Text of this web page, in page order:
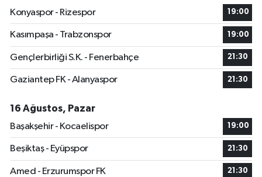
Konyaspor - Rizespor
19:00
Kasımpaşa - Trabzonspor 19:00
Gençlerbirliği S.K. - Fenerbahçe 21:30
Gaziantep FK - Alanyaspor 21:30
16 Ağustos, Pazar
Başakşehir - Kocaelispor
19:00
Beşiktaş - Eyüpspor 21:30
Amed - Erzurumspor FK 21:30